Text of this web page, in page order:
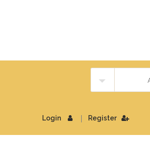
Login | Register